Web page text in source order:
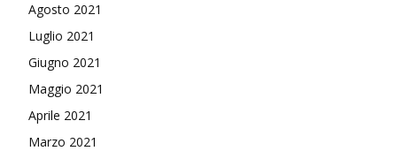
Agosto 2021
Luglio 2021
Giugno 2021
Maggio 2021
Aprile 2021
Marzo 2021